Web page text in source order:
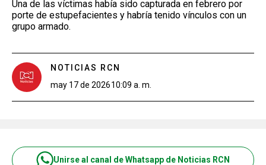
Una de las víctimas había sido capturada en febrero por
porte de estupefacientes y habría tenido vínculos con un
grupo armado.
NOTICIAS RCN
may 17 de 202610:09 a. m.
Unirse al canal de Whatsapp de Noticias RCN